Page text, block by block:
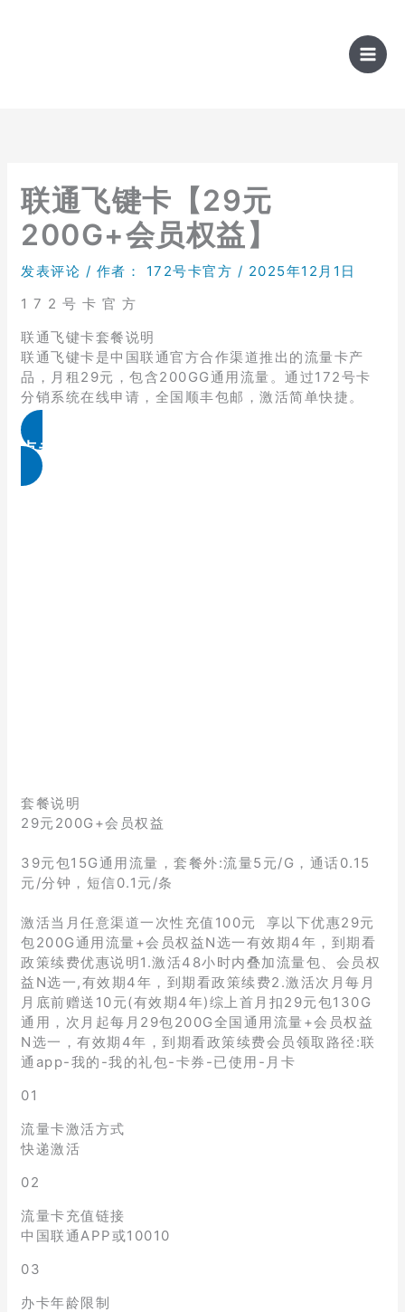
联通飞键卡【29元
200G+会员权益】
发表评论 / 作者： 172号卡官方 / 2025年12月1日
1 7 2 号 卡 官 方
联通飞键卡套餐说明
联通飞键卡是中国联通官方合作渠道推出的流量卡产
品，月租29元，包含200GG通用流量。通过172号卡
分销系统在线申请，全国顺丰包邮，激活简单快捷。
点击免费领取
套餐说明
29元200G+会员权益
39元包15G通用流量，套餐外:流量5元/G，通话0.15
元/分钟，短信0.1元/条
激活当月任意渠道一次性充值100元 享以下优惠29元
包200G通用流量+会员权益N选一有效期4年，到期看
政策续费优惠说明1.激活48小时内叠加流量包、会员权
益N选一,有效期4年，到期看政策续费2.激活次月每月
月底前赠送10元(有效期4年)综上首月扣29元包130G
通用，次月起每月29包200G全国通用流量+会员权益
N选一，有效期4年，到期看政策续费会员领取路径:联
通app-我的-我的礼包-卡券-已使用-月卡
01
流量卡激活方式
快递激活
02
流量卡充值链接
中国联通APP或10010
03
办卡年龄限制